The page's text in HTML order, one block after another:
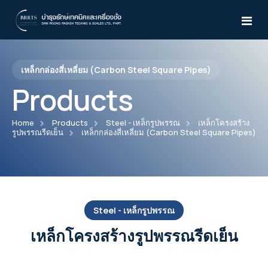
Home
About Us
Products
Desiccant Air Dryer
Pro-Flo® Series
Yale
Knowledges
เหล็กกล่องสี่เหลี่ยม (Carbon Steel Square Pipes)
Products
Home Products Steel - เหล็กรูปพรรณ
เหล็กโครงสร้าง
รูปพรรณรีดเย็น
เหล็กกล่องสี่เหลี่ยม (Carbon Steel Square Pipes)
Steel - เหล็กรูปพรรณ
เหล็กโครงสร้างรูปพรรณรีดเย็น